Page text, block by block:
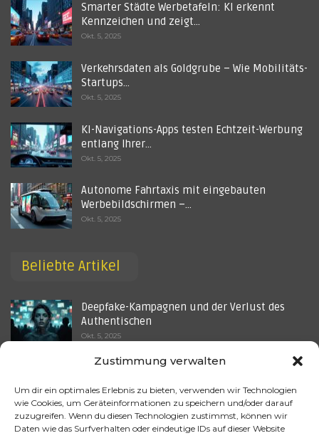
Zustimmung verwalten
Um dir ein optimales Erlebnis zu bieten, verwenden wir Technologien
wie Cookies, um Geräteinformationen zu speichern und/oder darauf
zuzugreifen. Wenn du diesen Technologien zustimmst, können wir
Daten wie das Surfverhalten oder eindeutige IDs auf dieser Website
Smarter Städte Werbetafeln: KI erkennt
Kennzeichen und zeigt…
Okt. 5, 2025
Verkehrsdaten als Goldgrube – Wie Mobilitäts-
Startups…
Okt. 5, 2025
KI-Navigations-Apps testen Echtzeit-Werbung
entlang Ihrer…
Okt. 5, 2025
Autonome Fahrtaxis mit eingebauten
Werbebildschirmen –…
Okt. 5, 2025
Beliebte Artikel
Deepfake-Kampagnen und der Verlust des
Authentischen
Okt. 5, 2025
Welche Rolle spielt künstliche Intelligenz in
Wie wird künstliche Intelligenz im Bereich